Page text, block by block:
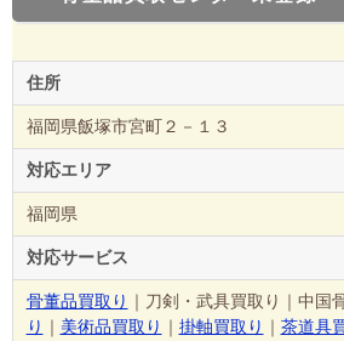
住所
福岡県飯塚市宮町２－１３
対応エリア
福岡県
対応サービス
骨董品買取り ｜刀剣・武具買取り｜中国
り ｜ 美術品買取り ｜ 掛軸買取り ｜ 茶道具